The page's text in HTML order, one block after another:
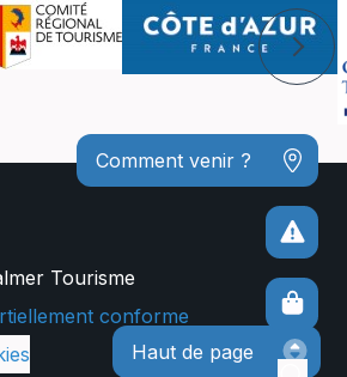
Comment venir ?
Tourisme
conforme
Haut de page